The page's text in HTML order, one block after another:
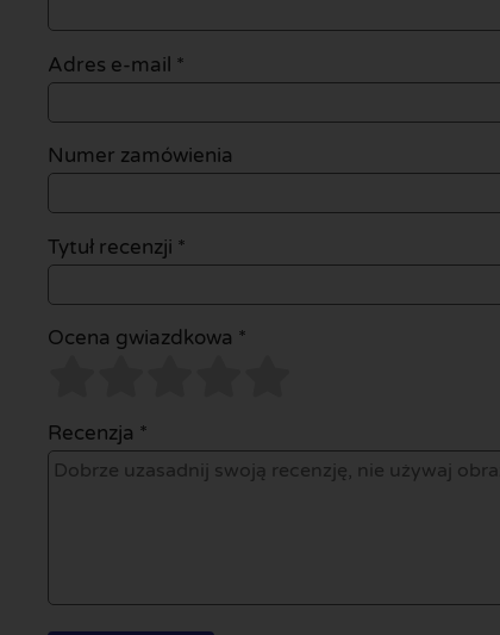
Adres e-mail *
Numer zamówienia
Tytuł recenzji *
Ocena gwiazdkowa *
Recenzja *